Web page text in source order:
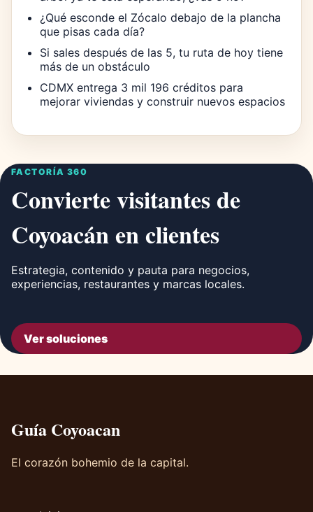
¿Qué esconde el Zócalo debajo de la plancha
que pisas cada día?
Si sales después de las 5, tu ruta de hoy tiene
más de un obstáculo
CDMX entrega 3 mil 196 créditos para
mejorar viviendas y construir nuevos espacios
FACTORÍA 360
Convierte visitantes de
Coyoacán en clientes
Estrategia, contenido y pauta para negocios,
experiencias, restaurantes y marcas locales.
Ver soluciones
Guía Coyoacan
El corazón bohemio de la capital.